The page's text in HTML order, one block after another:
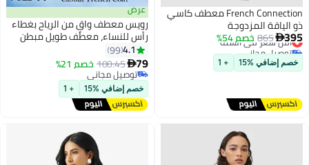
French Connection معطف كاسي
ذو الياقة المزدوجة
395
865 خصم 54%
أقل سعر في السنة
توصيل مجاني
أقل سعر في السنة
خصم إضافي %15 + 1
عرض
رويس معطف واقٍ من الرياح بغطاء
رأس للنساء، معطف طويل مبطن
للنساء، معطف خفيف الوزن مقاوم
للرياح، مزود بسحاب، قابل للتعديل،
لون كاكي سادة
4.1
99
79
100.45خصم 21%
توصيل مجاني
توصيل مجاني
خصم إضافي %15 + 1